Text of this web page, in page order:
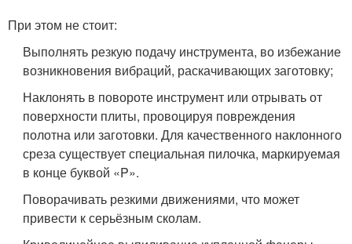
При этом не стоит:
Выполнять резкую подачу инструмента, во избежание
возникновения вибраций, раскачивающих заготовку;
Наклонять в повороте инструмент или отрывать от
поверхности плиты, провоцируя повреждения
полотна или заготовки. Для качественного наклонного
среза существует специальная пилочка, маркируемая
в конце буквой «P».
Поворачивать резкими движениями, что может
привести к серьёзным сколам.